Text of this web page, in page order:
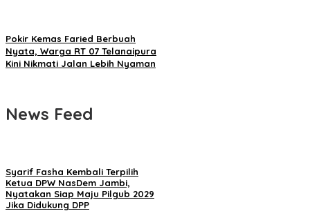
Pokir Kemas Faried Berbuah
Nyata, Warga RT 07 Telanaipura
Kini Nikmati Jalan Lebih Nyaman
News Feed
Syarif Fasha Kembali Terpilih
Ketua DPW NasDem Jambi,
Nyatakan Siap Maju Pilgub 2029
Jika Didukung DPP